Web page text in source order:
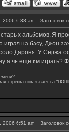
2006 6:38 am Заголовок
альбомов. Я
на басу, Джон
Дарона. У Сержа
а че еще им играть?
стрелка показывает на
2006 6:51 am Заголовок